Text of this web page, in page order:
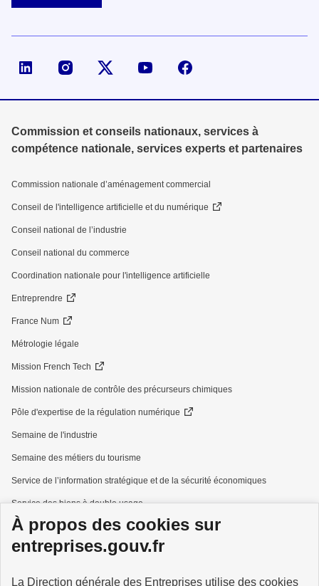
À propos des cookies sur
entreprises.gouv.fr
La Direction générale des Entreprises utilise des cookies
Page LinkedIn de la DGECompte X (ex-Twitter) de la DGE
Commission et conseils nationaux, services à
compétence nationale, services experts et partenaires
Commission nationale d’aménagement commercial
Conseil de l'intelligence artificielle et du numérique
Conseil national de l’industrie
Conseil national du commerce
Coordination nationale pour l'intelligence artificielle
Entreprendre
France Num
Métrologie légale
Mission French Tech
Mission nationale de contrôle des précurseurs chimiques
Pôle d'expertise de la régulation numérique
Semaine de l'industrie
Semaine des métiers du tourisme
Service de l’information stratégique et de la sécurité économiques
Service des biens à double usage
Services à la personne